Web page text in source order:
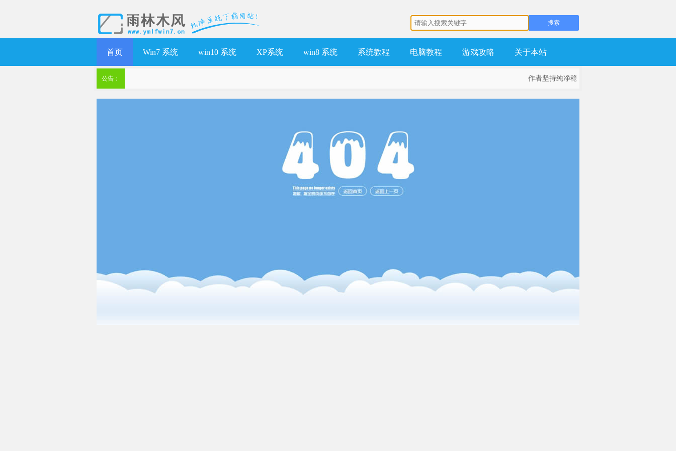
首页 Win7 系统 win10 系统 XP系统 win8 系统 系统教程 电脑教程 游戏攻略 关于本站
公告： 作者坚持纯净稳定为基础，不流氓，不锁主页